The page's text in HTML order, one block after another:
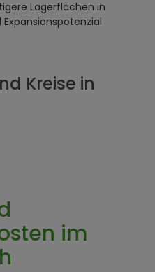
Lagerflächen in
Kreise in
im